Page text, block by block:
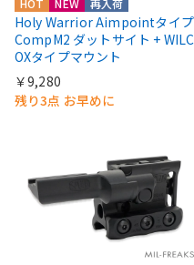
HOT NEW 再入荷
Holy Warrior Aimpointタイプ
CompM2 ダットサイト + WILC
OXタイプマウント
￥9,280
残り3点 お早めに